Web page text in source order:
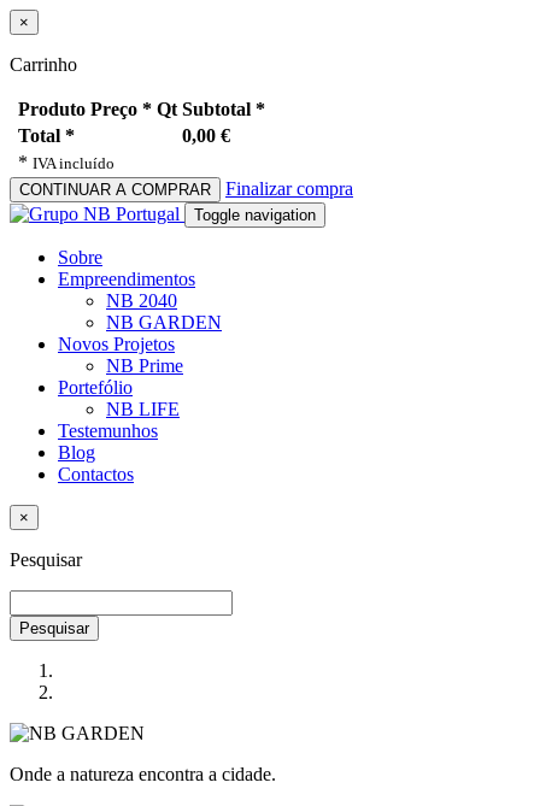
×
Carrinho
Produto Preço * Qt Subtotal *
Total *
0,00 €
* IVA incluído
CONTINUAR A COMPRAR
Finalizar compra
Toggle navigation
Sobre
Empreendimentos
NB 2040
NB GARDEN
Novos Projetos
NB Prime
Portefólio
NB LIFE
Testemunhos
Blog
Contactos
×
Pesquisar
Pesquisar
Onde a natureza encontra a cidade.